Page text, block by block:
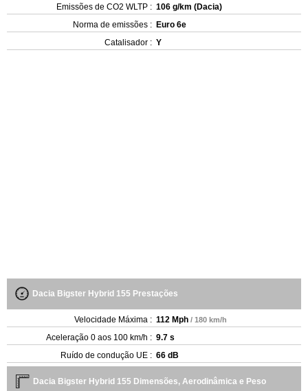
Emissões de CO2 WLTP : 106 g/km (Dacia)
Norma de emissões : Euro 6e
Catalisador : Y
Dacia Bigster Hybrid 155 Prestações
Velocidade Máxima : 112 Mph / 180 km/h
Aceleração 0 aos 100 km/h : 9.7 s
Ruído de condução UE : 66 dB
Dacia Bigster Hybrid 155 Dimensões, Aerodinâmica e Peso